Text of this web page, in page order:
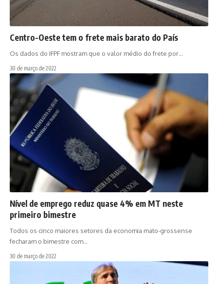
Centro-Oeste tem o frete mais barato do País
Os dados do IFPF mostram que o valor médio do frete por…
30 de março de 2022
Nível de emprego reduz quase 4% em MT neste
primeiro bimestre
Todos os cinco maiores setores da economia mato-grossense
fecharam o bimestre com…
30 de março de 2022